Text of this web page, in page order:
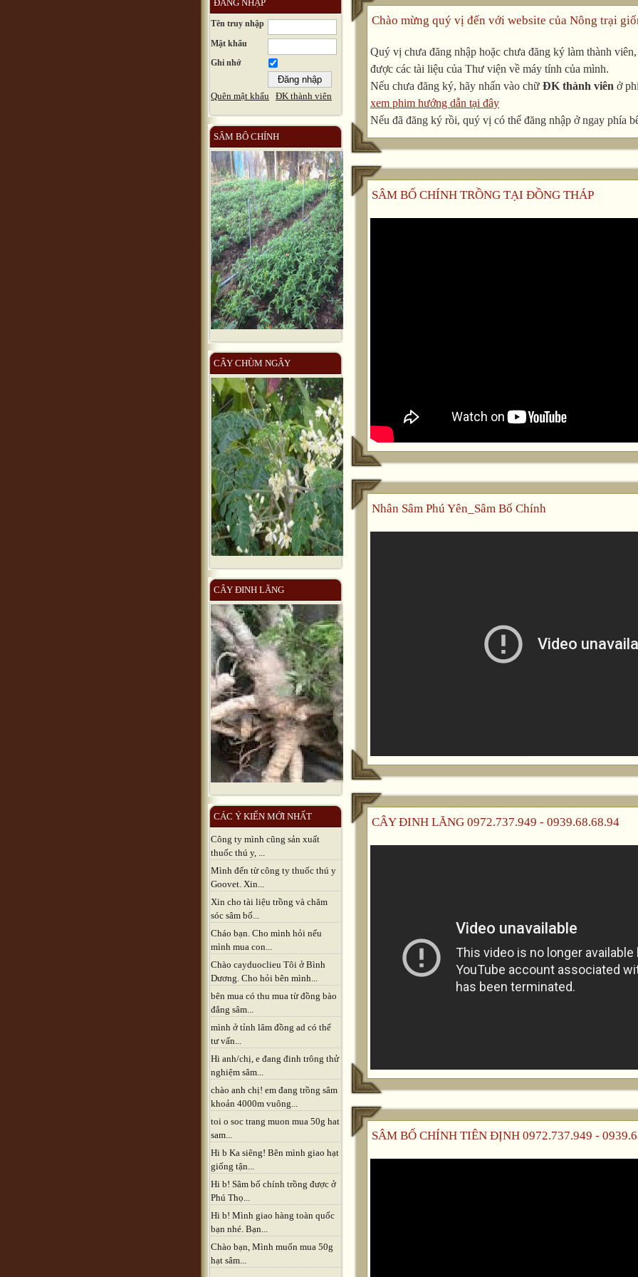
ĐĂNG NHẬP
Tên truy nhập
Mật khẩu
Ghi nhớ
Quên mật khẩu ĐK thành viên
SÂM BÔ CHÍNH
CÂY CHÙM NGÂY
CÂY ĐINH LĂNG
CÁC Ý KIẾN MỚI NHẤT
Công ty mình cũng sản xuất
thuốc thú y, ...
Mình đến từ công ty thuốc thú y
Goovet. Xin...
Xin cho tài liệu trồng và chăm
sóc sâm bố...
Cháo bạn. Cho mình hỏi nếu
mình mua con...
Chào cayduoclieu Tôi ở Bình
Dương. Cho hỏi bên mình...
bên mua có thu mua từ đồng bào
đẳng sâm...
mình ở tỉnh lâm đồng ad có thể
tư vấn...
Hi anh/chị, e đang đinh trông thử
nghiệm sâm...
chào anh chị! em đang trồng sâm
khoản 4000m vuông...
toi o soc trang muon mua 50g hat
sam...
Hi b Ka siêng! Bên mình giao hạt
giống tận...
Hi b! Sâm bố chính trồng được ở
Phú Thọ...
Hi b! Mình giao hàng toàn quốc
bạn nhé. Bạn...
Chào bạn, Mình muốn mua 50g
hạt sâm...
Chào mừng quý vị đến với website của Nông trại
Quý vị chưa đăng nhập hoặc chưa đăng ký làm thành
được các tài liệu của Thư viện về máy tính của mình.
Nếu chưa đăng ký, hãy nhấn vào chữ ĐK thành viên ở
xem phim hướng dẫn tại đây
Nếu đã đăng ký rồi, quý vị có thể đăng nhập ở ngay phía
SÂM BỐ CHÍNH TRỒNG TẠI ĐỒNG THÁP
Nhân Sâm Phú Yên_Sâm Bố Chính
CÂY ĐINH LĂNG 0972.737.949 - 0939.68.68.94
SÂM BỐ CHÍNH TIÊN ĐỊNH 0972.737.949 -